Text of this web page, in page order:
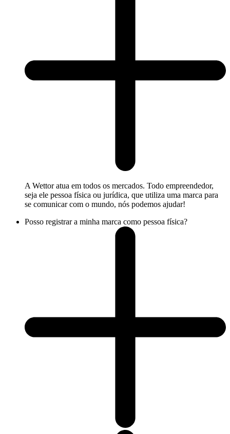
A Wettor atua em todos os mercados. Todo empreendedor,
seja ele pessoa física ou jurídica, que utiliza uma marca para
se comunicar com o mundo, nós podemos ajudar!
Posso registrar a minha marca como pessoa física?